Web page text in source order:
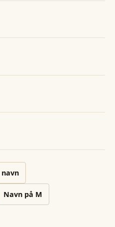
navn
Navn på M